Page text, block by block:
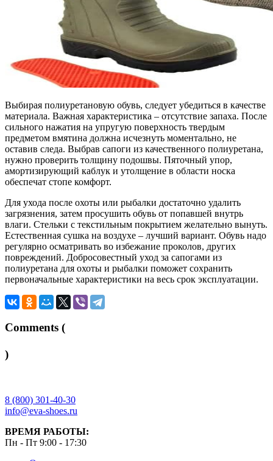
Выбирая полиуретановую обувь, следует убедиться в качестве
материала. Важная характеристика – отсутствие запаха. После
сильного нажатия на упругую поверхность твердым
предметом вмятина должна исчезнуть моментально, не
оставив следа. Выбрав сапоги из качественного полиуретана,
нужно проверить толщину подошвы. Пяточный упор,
амортизирующий каблук и утолщение в области носка
обеспечат стопе комфорт.
Для ухода после охоты или рыбалки достаточно удалить
загрязнения, затем просушить обувь от попавшей внутрь
влаги. Стельки с текстильным покрытием желательно вынуть.
Естественная сушка на воздухе – лучший вариант. Обувь надо
регулярно осматривать во избежание проколов, других
повреждений. Добросовестный уход за сапогами из
полиуретана для охоты и рыбалки поможет сохранить
первоначальные характеристики на весь срок эксплуатации.
Comments (
)
8 (800) 301-40-30
info@eva-shoes.ru
ВРЕМЯ РАБОТЫ:
Пн - Пт 9:00 - 17:30